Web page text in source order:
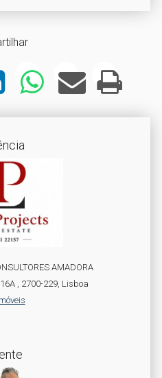
AMADORA
, 2700-229, Lisboa